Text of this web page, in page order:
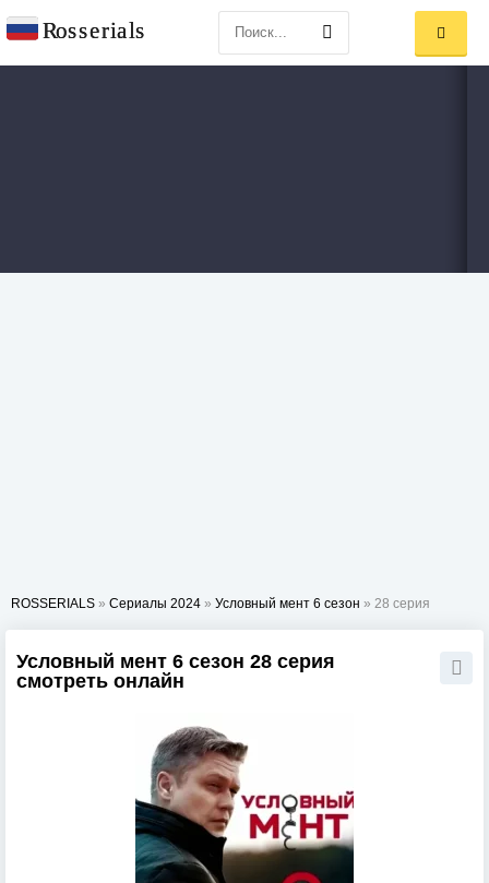
ROSSERIALS » Сериалы 2024 » Условный мент 6 сезон » 28 серия
Условный мент 6 сезон 28 серия
смотреть онлайн